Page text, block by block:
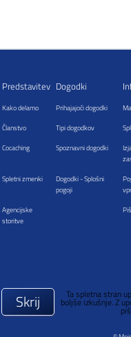
Predstavitev Dogodki
Kako delamo Prihajajoči dogodki
Članstvo
Tipi dogodkov
Cocaching
Spoznavni dogodki
Spletni zmenki
Dogodki - Splošni
pogoji
Agencijske
storitve
Skrij Ta spletna stran
boljše izkušnje. Z